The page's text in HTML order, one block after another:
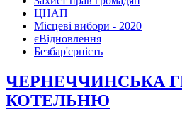
ЦНАП
Місцеві вибори - 2020
єВідновлення
Безбар'єрність
ЧЕРНЕЧЧИНСЬКА
КОТЕЛЬНЮ